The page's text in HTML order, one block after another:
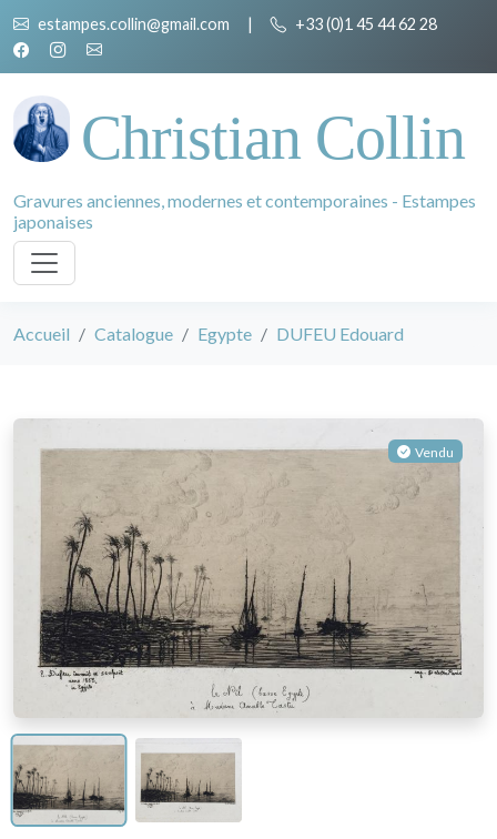
estampes.collin@gmail.com | +33 (0)1 45 44 62 28
Christian Collin
Gravures anciennes, modernes et contemporaines - Estampes
japonaises
Accueil Catalogue Egypte DUFEU Edouard
Vendu